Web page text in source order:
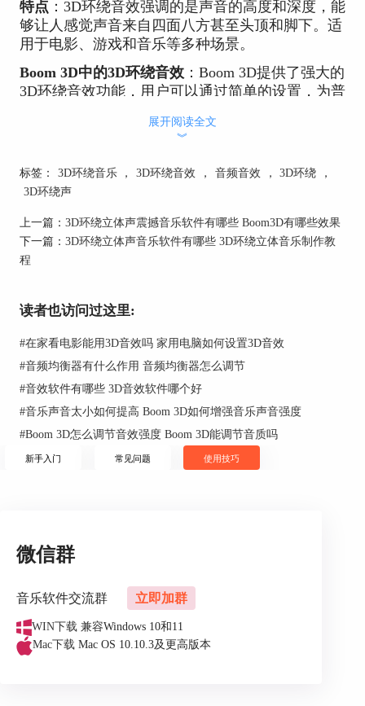
特点 ：3D环绕音效强调的是声音的高度和深度，能
够让人感觉声音来自四面八方甚至头顶和脚下。适
用于电影、游戏和音乐等多种场景。
Boom 3D中的3D环绕音效：Boom 3D提供了强大的
3D环绕音效功能，用户可以通过简单的设置，为普
2、全景环绕音效
全景环绕音效是一种更高级的环绕声技术，它不仅
模拟了三维空间的声音定位，还能提供更加精确的
方向感和距离感。全景环绕音效通常使用更多的声
道和复杂的音频处理技术。
特点：全景环绕音效不仅能够提供3D环绕音效的所
有优势，还能更真实地模拟现实中的声音环境。适
用于高端家庭影院、专业音乐制作和虚拟现实应
户可以通过调整参数来实现类似全景环绕的效果。
可以使声音更加真实和立体。
展开阅读全文
︾
标签： 3D环绕音乐 ， 3D环绕音效 ， 音频音效 ， 3D环绕
，
3D环绕声
上一篇： 3D环绕立体声震撼音乐软件有哪些 Boom3D有哪些效果
下一篇： 3D环绕立体声音乐软件有哪些 3D环绕立体音乐制作教
程
读者也访问过这里:
#在家看电影能用3D音效吗 家用电脑如何设置3D音效
#音频均衡器有什么作用 音频均衡器怎么调节
#音效软件有哪些 3D音效软件哪个好
#音乐声音太小如何提高 Boom 3D如何增强音乐声音强度
#Boom 3D怎么调节音效强度 Boom 3D能调节音质吗
新手入门 常见问题 使用技巧
微信群
音乐软件交流群 立即加群
WIN下载 兼容Windows 10和11
Mac下载 Mac OS 10.10.3及更高版本